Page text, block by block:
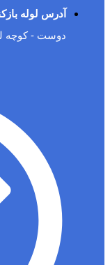
آدرس لوله
دوست - کوچه